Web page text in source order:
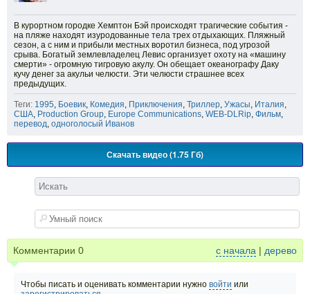
В курортном городке Хемптон Бэй происходят трагические события -
на пляже находят изуродованные тела трех отдыхающих. Пляжный
сезон, а с ним и прибыли местных воротил бизнеса, под угрозой
срыва. Богатый землевладелец Левис организует охоту на «машину
смерти» - огромную тигровую акулу. Он обещает океанографу Даку
кучу денег за акульи челюсти. Эти челюсти страшнее всех
предыдущих.
Теги: 1995, Боевик, Комедия, Приключения, Триллер, Ужасы, Италия,
США, Production Group, Europe Communications, WEB-DLRip, Фильм,
перевод, одноголосый Иванов
Скачать видео (1.75 Гб)
Комментарии 0 с начала | дерево
Чтобы писать и оценивать комментарии нужно войти или